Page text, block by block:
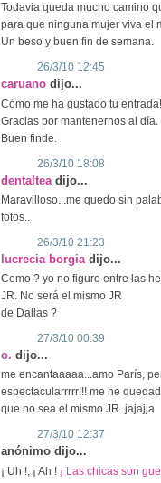
Todavia queda mucho camino
para que ninguna mujer viva el
Un beso y buen fin de semana.
26/3/10 12:45
caruano dijo...
Cómo me ha gustado tu
Gracias por mantenernos al día.
Buen finde.
26/3/10 18:08
dentaltea dijo...
Maravilloso...me quedo sin
fotos..
26/3/10 21:23
lucrecia borgia dijo...
Como ? yo no figuro entre las
JR. No será el mismo JR
de Dallas ?
27/3/10 00:39
o. dijo...
me encantaaaaa...amo París,
espectacularrrrr!!! me he
que no sea el mismo JR..jajajja
27/3/10 12:37
anónimo dijo...
¡ Uh !, ¡ Ah ! ¡ Las chicas son